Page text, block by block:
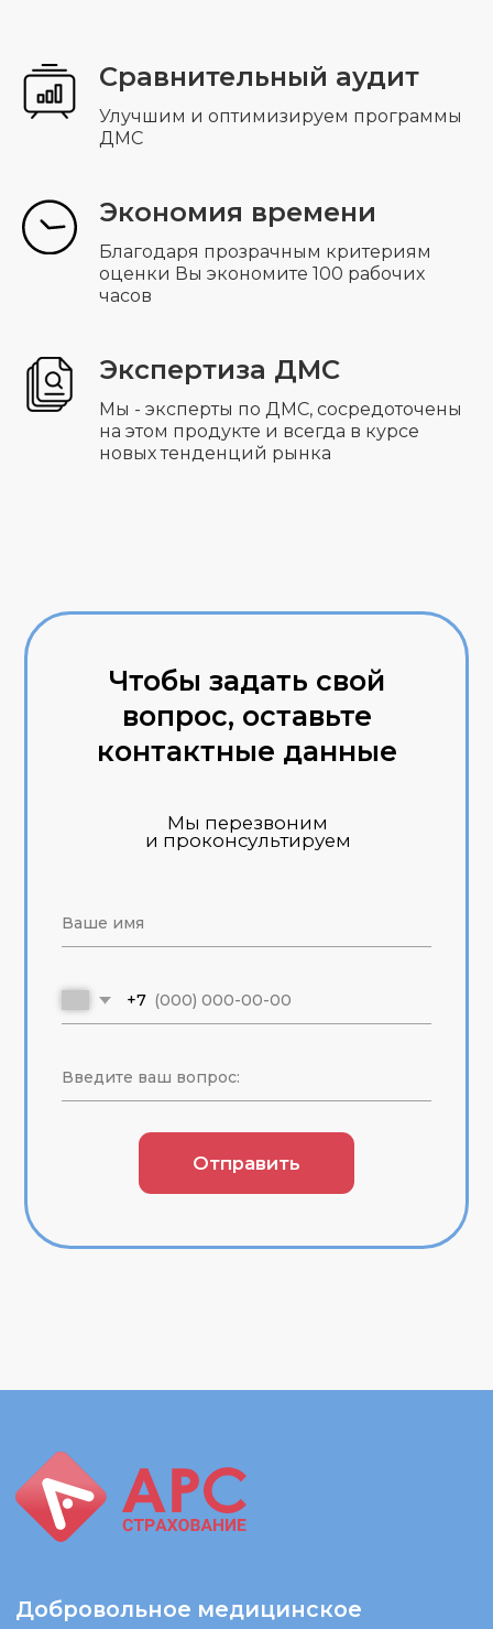
Сравнительный аудит
Улучшим и оптимизируем программы
ДМС
Экономия времени
Благодаря прозрачным критериям
оценки Вы экономите 100 рабочих
часов
Экспертиза ДМС
Мы - эксперты по ДМС, сосредоточены
на этом продукте и всегда в курсе
новых тенденций рынка
АРС — Страхование осуществляет
консультативную деятельность и не
является страховой компанией.
Предложения, опубликованные на
сайте, не являются публичной
Мессенджеры